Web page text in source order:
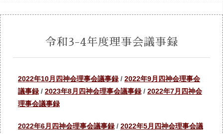
令和3-4年度理事会議事録
2022年10月四神会理事会議事録 / 2022年9月四神会理事会
議事録 / 2023年8月四神会理事会議事録 / 2022年7月四神会
理事会議事録
2022年6月四神会理事会議事録 / 2022年5月四神会理事会議